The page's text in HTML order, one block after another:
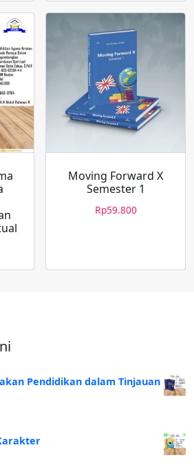
Moving Forward X
Semester 1
Rp59.800
Pendidikan dalam Tinjauan